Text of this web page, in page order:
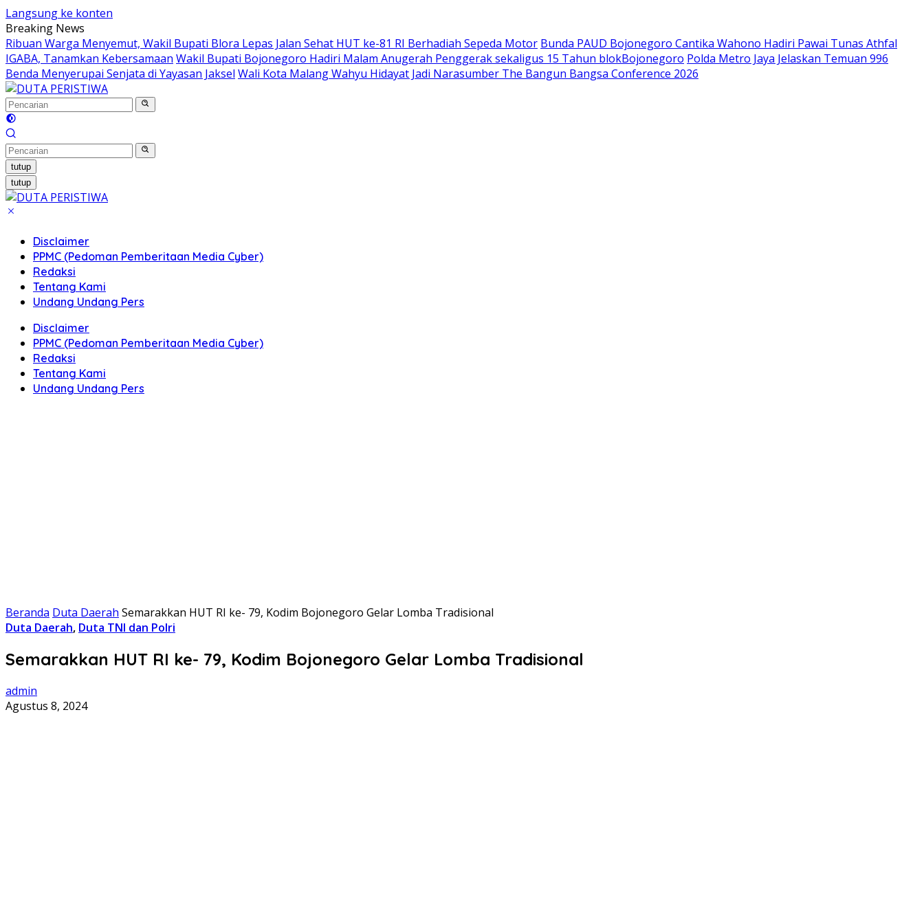
Langsung ke konten
Breaking News
Ribuan Warga Menyemut, Wakil Bupati Blora Lepas Jalan Sehat HUT ke-81 RI Berhadiah Sepeda Motor Bunda PAUD Bojonegoro Cantika Wahono Hadiri Pawai Tunas Athfal
IGABA, Tanamkan Kebersamaan Wakil Bupati Bojonegoro Hadiri Malam Anugerah Penggerak sekaligus 15 Tahun blokBojonegoro Polda Metro Jaya Jelaskan Temuan 996
Benda Menyerupai Senjata di Yayasan Jaksel Wali Kota Malang Wahyu Hidayat Jadi Narasumber The Bangun Bangsa Conference 2026
tutup
tutup
Disclaimer
PPMC (Pedoman Pemberitaan Media Cyber)
Redaksi
Tentang Kami
Undang Undang Pers
Disclaimer
PPMC (Pedoman Pemberitaan Media Cyber)
Redaksi
Tentang Kami
Undang Undang Pers
Beranda Duta Daerah Semarakkan HUT RI ke- 79, Kodim Bojonegoro Gelar Lomba Tradisional
Duta Daerah, Duta TNI dan Polri
Semarakkan HUT RI ke- 79, Kodim Bojonegoro Gelar Lomba Tradisional
admin
Agustus 8, 2024